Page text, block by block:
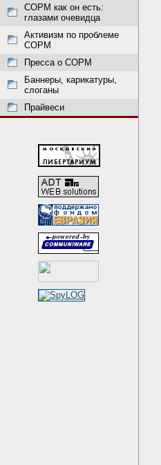
СОРМ как он есть:
глазами очевидца
Активизм по проблеме
СОРМ
Пресса о СОРМ
Баннеры, карикатуры,
слоганы
Прайвеси